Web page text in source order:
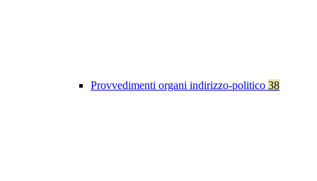
Provvedimenti organi indirizzo-politico 38